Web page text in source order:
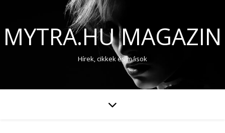
MYTRA.HU MAGAZIN
Hírek, cikkek és mások